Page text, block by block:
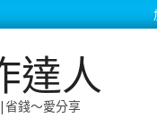
達人
錢～愛分享